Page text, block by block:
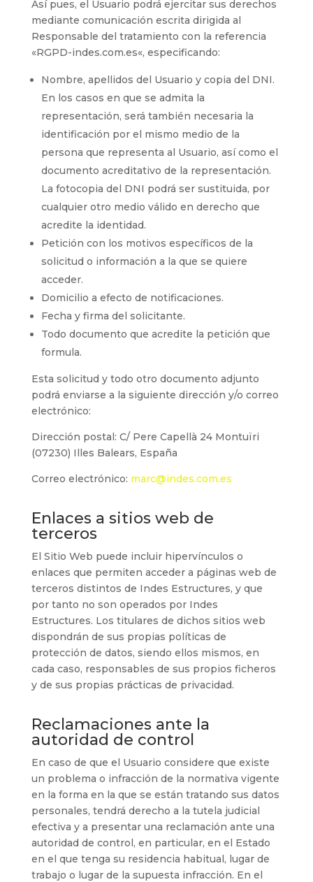
Así pues, el Usuario podrá ejercitar sus derechos
mediante comunicación escrita dirigida al
Responsable del tratamiento con la referencia
«RGPD-indes.com.es«, especificando:
Nombre, apellidos del Usuario y copia del DNI.
En los casos en que se admita la
representación, será también necesaria la
identificación por el mismo medio de la
persona que representa al Usuario, así como el
documento acreditativo de la representación.
La fotocopia del DNI podrá ser sustituida, por
cualquier otro medio válido en derecho que
acredite la identidad.
Petición con los motivos específicos de la
solicitud o información a la que se quiere
acceder.
Domicilio a efecto de notificaciones.
Fecha y firma del solicitante.
Todo documento que acredite la petición que
formula.
Esta solicitud y todo otro documento adjunto
podrá enviarse a la siguiente dirección y/o correo
electrónico:
Dirección postal: C/ Pere Capellà 24 Montuïri
(07230) Illes Balears, España
Correo electrónico: marc@indes.com.es
Enlaces a sitios web de
terceros
El Sitio Web puede incluir hipervínculos o
enlaces que permiten acceder a páginas web de
terceros distintos de Indes Estructures, y que
por tanto no son operados por Indes
Estructures. Los titulares de dichos sitios web
dispondrán de sus propias políticas de
protección de datos, siendo ellos mismos, en
cada caso, responsables de sus propios ficheros
y de sus propias prácticas de privacidad.
Reclamaciones ante la
autoridad de control
En caso de que el Usuario considere que existe
un problema o infracción de la normativa vigente
en la forma en la que se están tratando sus datos
personales, tendrá derecho a la tutela judicial
efectiva y a presentar una reclamación ante una
autoridad de control, en particular, en el Estado
en el que tenga su residencia habitual, lugar de
trabajo o lugar de la supuesta infracción. En el